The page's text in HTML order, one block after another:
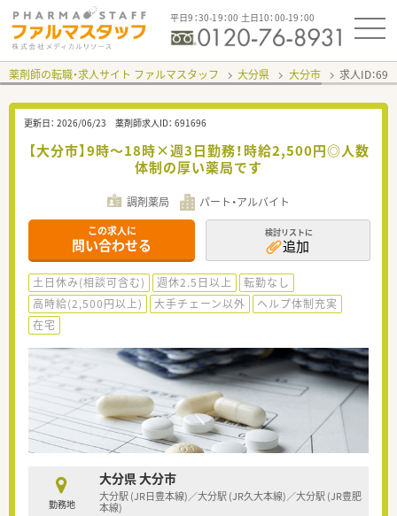
平日9：30-19：00 土日10：00-19：00
薬剤師の転職・求人サイト ファルマスタッフ 大分県 大分市 求人ID：
更新日： 2026/06/23 薬剤師求人ID： 691696
【大分市】9時～18時×週3日勤務！時給2,500円◎人数
体制の厚い薬局です
調剤薬局 パート・アルバイト
この求人に
問い合わせる
検討リストに
追加
土日休み(相談可含む) 週休2.5日以上
転勤なし
高時給(2,500円以上)
大手チェーン以外
ヘルプ体制充実
在宅
勤務地
大分県 大分市
大分駅 (JR日豊本線)／大分駅 (JR久大本線)／大分駅 (JR豊肥
本線)